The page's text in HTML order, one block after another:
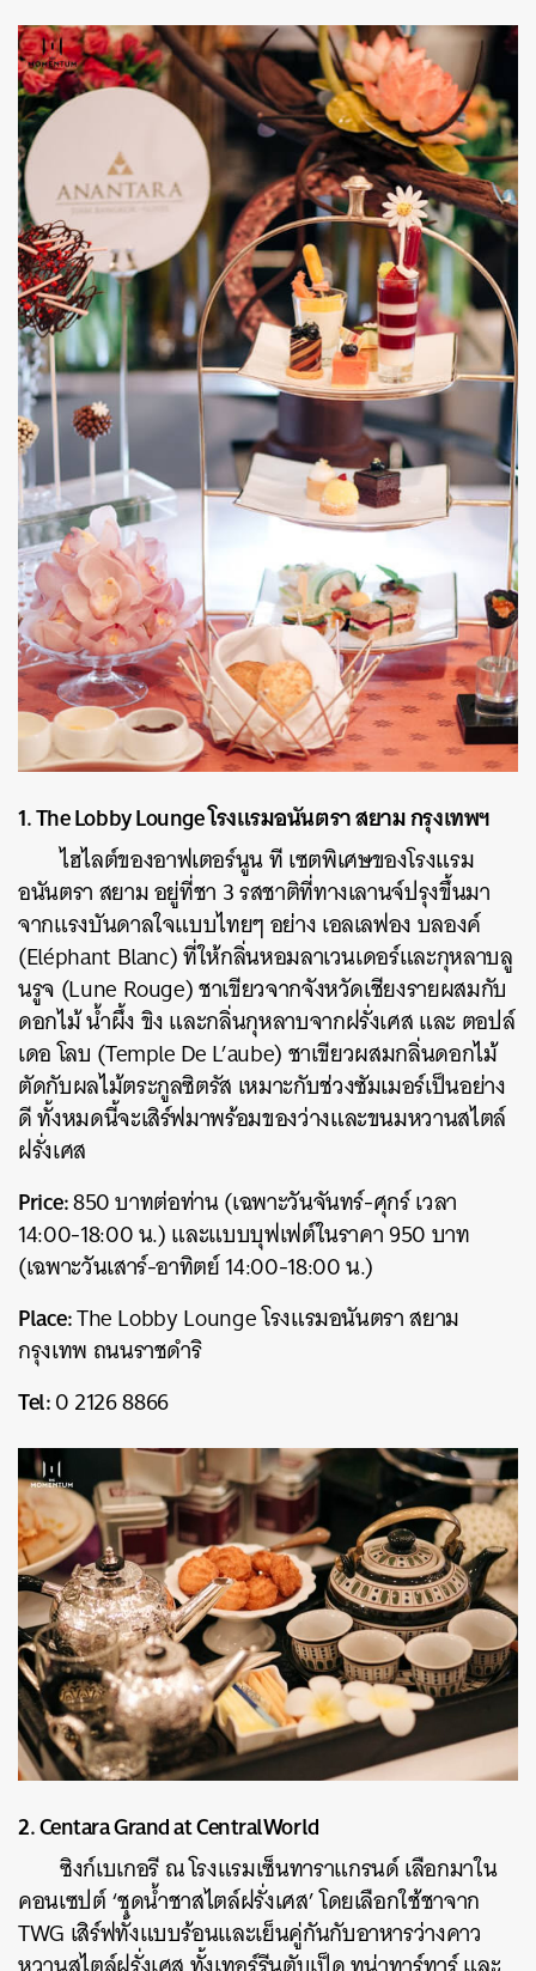
1. The Lobby Lounge โรงแรมอนันตรา สยาม กรุงเทพฯ
ไฮไลต์ของอาฟเตอร์นูน ที เซตพิเศษของโรงแรม
อนันตรา สยาม อยู่ที่ชา 3 รสชาติที่ทางเลานจ์ปรุงขึ้นมา
จากแรงบันดาลใจแบบไทยๆ อย่าง เอลเลฟอง บลองค์
(Eléphant Blanc) ที่ให้กลิ่นหอมลาเวนเดอร์และกุหลาบลู
นรูจ (Lune Rouge) ชาเขียวจากจังหวัดเชียงรายผสมกับ
ดอกไม้ น้ำผึ้ง ขิง และกลิ่นกุหลาบจากฝรั่งเศส และ ตอปล์
เดอ โลบ (Temple De L’aube) ชาเขียวผสมกลิ่นดอกไม้
ตัดกับผลไม้ตระกูลซิตรัส เหมาะกับช่วงซัมเมอร์เป็นอย่าง
ดี ทั้งหมดนี้จะเสิร์ฟมาพร้อมของว่างและขนมหวานสไตล์
ฝรั่งเศส
Price:850 บาทต่อท่าน (เฉพาะวันจันทร์-ศุกร์ เวลา
14:00-18:00 น.) และแบบบุฟเฟต์ในราคา 950 บาท
(เฉพาะวันเสาร์-อาทิตย์ 14:00-18:00 น.)
Place:The Lobby Lounge โรงแรมอนันตรา สยาม
กรุงเทพ ถนนราชดำริ
Tel:0 2126 8866
2. Centara Grand at CentralWorld
ซิงก์เบเกอรี ณ โรงแรมเซ็นทาราแกรนด์ เลือกมาใน
คอนเซปต์ ‘ชุดน้ำชาสไตล์ฝรั่งเศส’ โดยเลือกใช้ชาจาก
TWG เสิร์ฟทั้งแบบร้อนและเย็นคู่กันกับอาหารว่างคาว